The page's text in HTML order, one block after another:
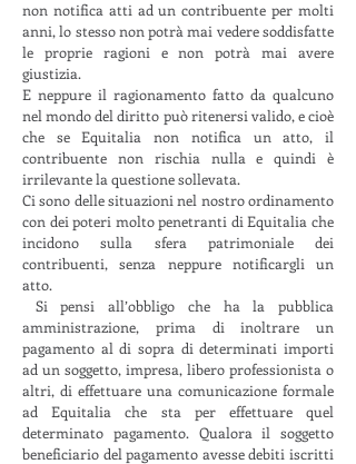
non notifica atti ad un contribuente per molti
anni, lo stesso non potrà mai vedere soddisfatte
le proprie ragioni e non potrà mai avere
giustizia.
E neppure il ragionamento fatto da qualcuno
nel mondo del diritto può ritenersi valido, e cioè
che se Equitalia non notifica un atto, il
contribuente non rischia nulla e quindi è
irrilevante la questione sollevata.
Ci sono delle situazioni nel nostro ordinamento
con dei poteri molto penetranti di Equitalia che
incidono sulla sfera patrimoniale dei
contribuenti, senza neppure notificargli un
atto.
Si pensi all’obbligo che ha la pubblica
amministrazione, prima di inoltrare un
pagamento al di sopra di determinati importi
ad un soggetto, impresa, libero professionista o
altri, di effettuare una comunicazione formale
ad Equitalia che sta per effettuare quel
determinato pagamento. Qualora il soggetto
beneficiario del pagamento avesse debiti iscritti